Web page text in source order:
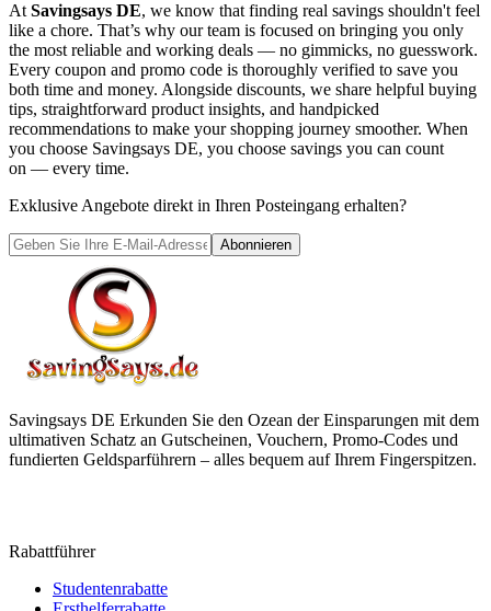
At Savingsays DE, we know that finding real savings shouldn't feel
like a chore. That’s why our team is focused on bringing you only
the most reliable and working deals — no gimmicks, no guesswork.
Every coupon and promo code is thoroughly verified to save you
both time and money. Alongside discounts, we share helpful buying
tips, straightforward product insights, and handpicked
recommendations to make your shopping journey smoother. When
you choose Savingsays DE, you choose savings you can count
on — every time.
Exklusive Angebote direkt in Ihren Posteingang erhalten?
Abonnieren
Savingsays DE Erkunden Sie den Ozean der Einsparungen mit dem
ultimativen Schatz an Gutscheinen, Vouchern, Promo-Codes und
fundierten Geldsparführern – alles bequem auf Ihrem Fingerspitzen.
Rabattführer
Studentenrabatte